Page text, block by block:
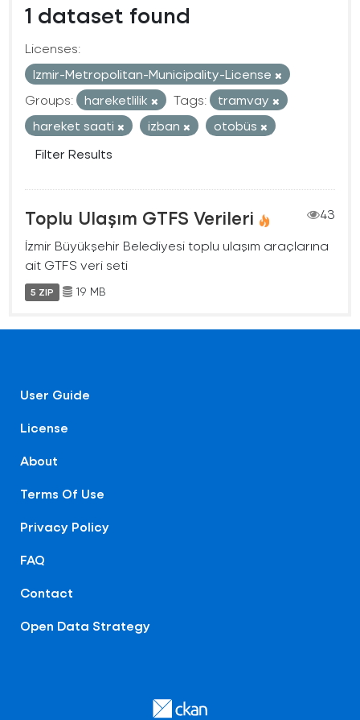
1 dataset found
Licenses:
Izmir-Metropolitan-Municipality-License
Groups:
hareketlilik Tags:
tramvay
hareket saati
izban
otobüs
Filter Results
Toplu Ulaşım GTFS Verileri
43
İzmir Büyükşehir Belediyesi toplu ulaşım araçlarına
ait GTFS veri seti
5 ZIP 19 MB
User Guide
License
About
Terms Of Use
Privacy Policy
FAQ
Contact
Open Data Strategy